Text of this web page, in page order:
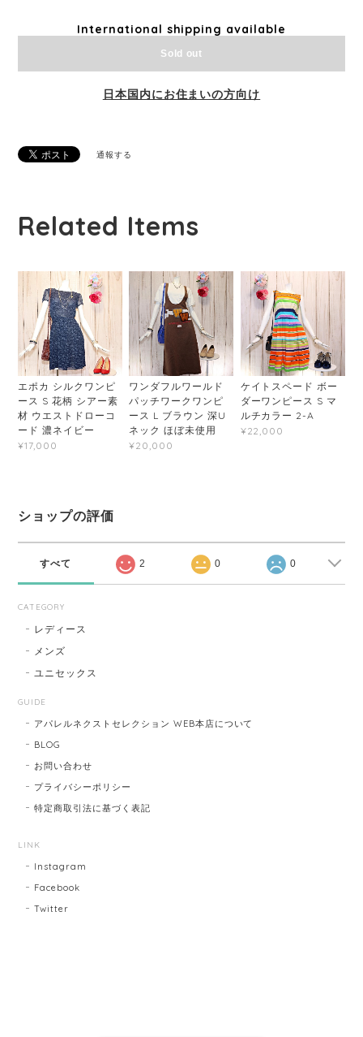
International shipping available
Sold out
日本国内にお住まいの方向け
通報する
Related Items
エポカ シルクワンピ
ース S 花柄 シアー素
材 ウエストドローコ
ード 濃ネイビー
¥17,000
ワンダフルワールド
パッチワークワンピ
ース L ブラウン 深U
ネック ほぼ未使用
¥20,000
ケイトスペード ボー
ダーワンピース S マ
ルチカラー 2-A
¥22,000
ショップの評価
すべて 2 0 0
CATEGORY
レディース
メンズ
ユニセックス
GUIDE
アパレルネクストセレクション WEB本店について
BLOG
お問い合わせ
プライバシーポリシー
特定商取引法に基づく表記
LINK
Instagram
Facebook
Twitter